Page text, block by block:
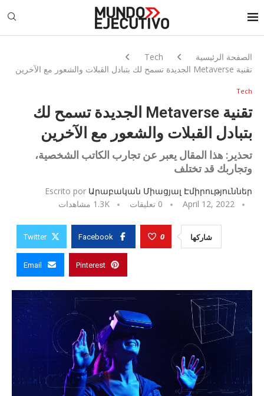
الصفحة الرئيسية
Tech
تقنية Metaverse الجديدة تسمح لك بتبادل القبلات والشعور مع الآخرين
Tech
تقنية Metaverse الجديدة تسمح لك
بتبادل القبلات والشعور مع الآخرين
تحذير: هذا المقال يعبر عن تجارب الكاتب الشخصية،
وتجاربك قد تختلف
Escrito por Արաբական Միացյալ Էմիրություններ
April 12, 2022
0 تعليقات 1.3K مشاهدات
شاركها 0
Facebook
Twitter
Pinterest
Email